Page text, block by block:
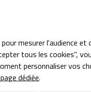
mesurer l'audience et
tous les cookies",
personnaliser vos
dédiée.